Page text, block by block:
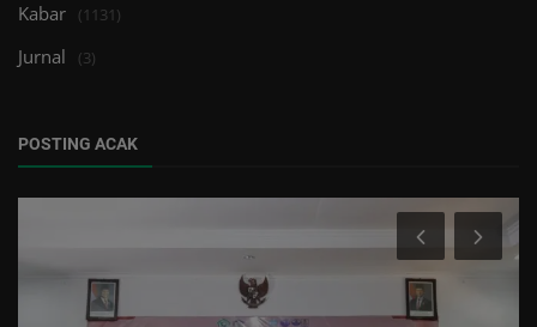
Kabar (1131)
Jurnal (3)
POSTING ACAK